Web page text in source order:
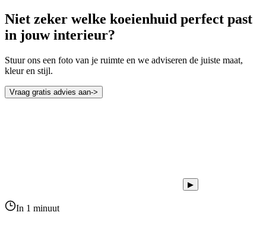
Niet zeker welke koeienhuid perfect past
in jouw interieur?
Stuur ons een foto van je ruimte en we adviseren de juiste maat,
kleur en stijl.
Vraag gratis advies aan->
▶
In 1 minuut